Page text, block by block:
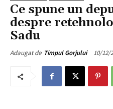
Ce spune un
despre
Sadu
Adaugat de Timpul Gorjului 10/12/